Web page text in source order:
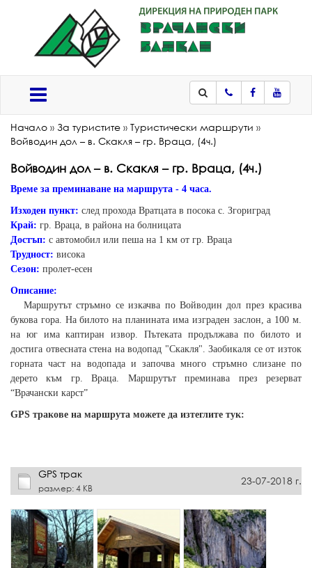
ТелефонFacebook
Начало » За туристите » Туристически маршрути »
Войводин дол – в. Скакля – гр. Враца, (4ч.)
Войводин дол – в. Скакля – гр. Враца, (4ч.)
Време за преминаване на маршрута - 4 часа.
Изходен пункт: след прохода Вратцата в посока с. Згориград
Край: гр. Враца, в района на болницата
Достъп: с автомобил или пеша на 1 км от гр. Враца
Трудност: висока
Сезон: пролет-есен
Описание:
Маршрутът стръмно се изкачва по Войводин дол през красива
букова гора. На билото на планината има изграден заслон, а 100 м.
на юг има каптиран извор. Пътеката продължава по билото и
достига отвесната стена на водопад "Скакля". Заобикаля се от изток
горната част на водопада и започва много стръмно слизане по
дерето към гр. Враца. Маршрутът преминава през резерват
“Врачански карст”
GPS тракове на маршрута можете да изтеглите тук:
GPS трак
размер: 4 KB
23-07-2018 г.